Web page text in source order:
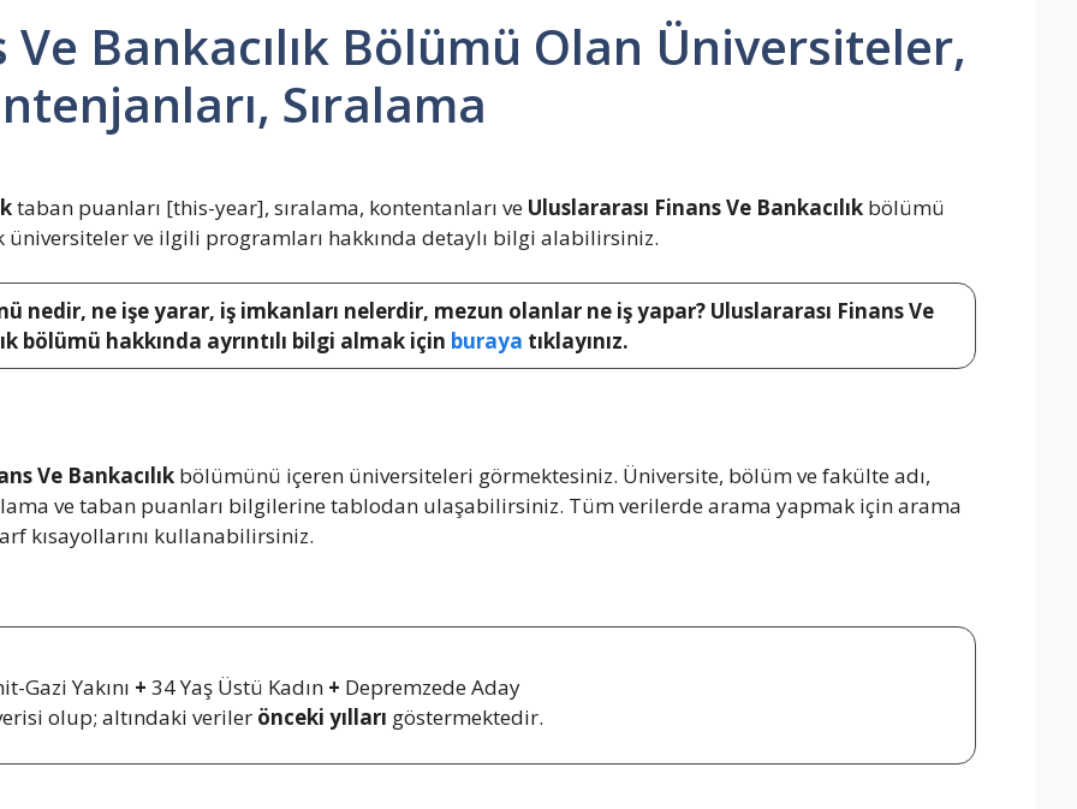
Ve Bankacılık Bölümü Olan Üniversiteler,
Sıralama
taban puanları [this-year], sıralama, kontentanları ve Uluslararası Finans Ve Bankacılıkbölümü
ve ilgili programları hakkında detaylı bilgi alabilirsiniz.
nedir, ne işe yarar, iş imkanları nelerdir, mezun olanlar ne iş yapar? Uluslararası Finans Ve
bölümü hakkında ayrıntılı bilgi almak için buraya tıklayınız.
Ve Bankacılıkbölümünü içeren üniversiteleri görmektesiniz. Üniversite, bölüm ve fakülte adı,
ve taban puanları bilgilerine tablodan ulaşabilirsiniz. Tüm verilerde arama yapmak için arama
kısayollarını kullanabilirsiniz.
Gazi Yakını + 34 Yaş Üstü Kadın + Depremzede Aday
olup; altındaki veriler önceki yılları göstermektedir.